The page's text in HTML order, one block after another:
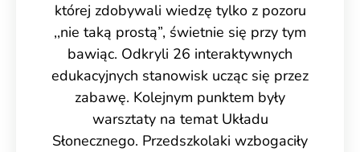
której zdobywali wiedzę tylko z pozoru
,,nie taką prostą”, świetnie się przy tym
bawiąc. Odkryli 26 interaktywnych
edukacyjnych stanowisk ucząc się przez
zabawę. Kolejnym punktem były
warsztaty na temat Układu
Słonecznego. Przedszkolaki wzbogaciły